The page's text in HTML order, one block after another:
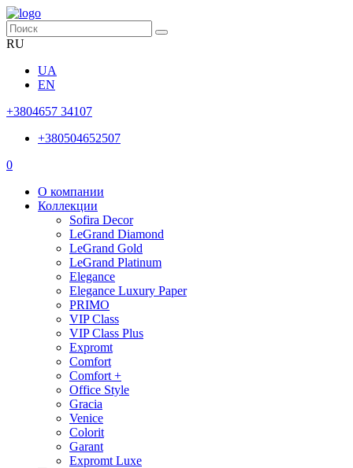
RU
UA
EN
+3804657 34107
+380504652507
0
О компании
Коллекции
Sofira Decor
LeGrand Diamond
LeGrand Gold
LeGrand Platinum
Elegance
Elegance Luxury Paper
PRIMO
VIP Class
VIP Class Plus
Expromt
Comfort
Comfort +
Office Style
Gracia
Venice
Colorit
Garant
Expromt Luxe